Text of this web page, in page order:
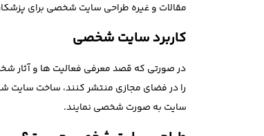
مقالات و غیره طراحی سایت شخصی برای
کاربرد سایت شخصی
در صورتی که قصد معرفی فعالیت ها و آثار
را در فضای مجازی منتشر کنند، ساخت سایت
سایت به صورت شخصی نمایند.